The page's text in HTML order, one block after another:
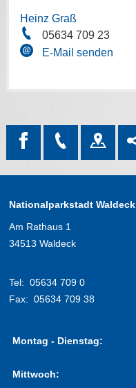
Heinz Graß
05634 709 23
E-Mail senden
Nationalparkstadt Waldeck
Am Rathaus 1
34513 Waldeck
Tel: 05634 709 0
Fax: 05634 709 38
Montag - Dienstag:
Mittwoch: